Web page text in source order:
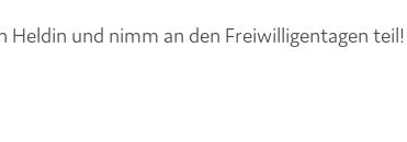
und nimm an den Freiwilligentagen teil!